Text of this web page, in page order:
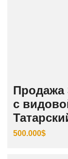
Продажа
с
500.000$